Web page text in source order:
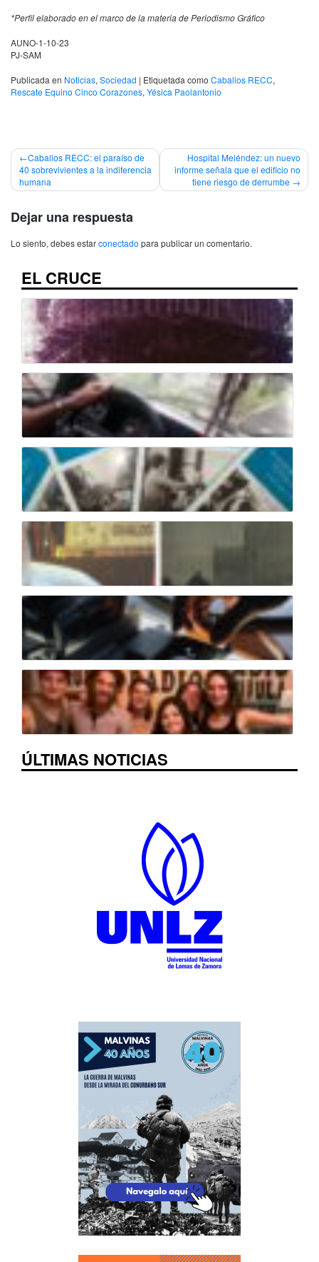
*Perfil elaborado en el marco de la materia de Periodismo Gráfico
AUNO-1-10-23
PJ-SAM
Publicada en Noticias, Sociedad | Etiquetada como Caballos RECC,
Rescate Equino Cinco Corazones, Yésica Paolantonio
Navegación
de
Caballos RECC: el paraíso de
40 sobrevivientes a la indiferencia
humana
Hospital Meléndez: un nuevo
informe señala que el edificio no
tiene riesgo de derrumbe
Dejar una respuesta
Lo siento, debes estarconectado para publicar un comentario.
EL CRUCE
ÚLTIMAS NOTICIAS